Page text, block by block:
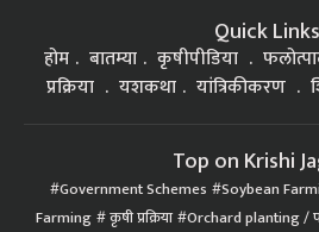
Quick Links
होम बातम्या कृषीपीडिया
प्रक्रिया
यशकथा यांत्रिकीकरण
Top on Krishi
Government Schemes Soybean
Farming कृषी प्रक्रिया Orchard planting /